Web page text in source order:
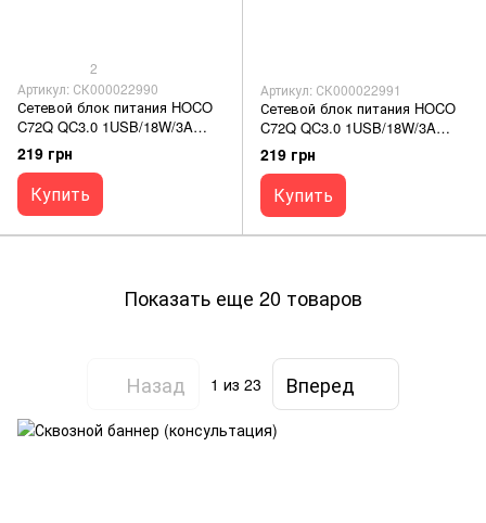
2
Артикул: СК000022990
Сетевой блок питания HOCO
C72Q QC3.0 1USB/18W/3A
black
219 грн
Купить
Артикул: СК000022991
Сетевой блок питания HOCO
C72Q QC3.0 1USB/18W/3A
white
219 грн
Купить
Показать еще 20 товаров
Назад 1 из 23 Вперед